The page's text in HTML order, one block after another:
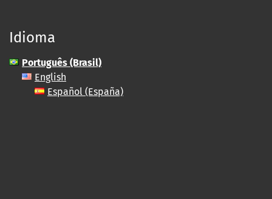
Idioma
Português (Brasil)
English
Español (España)